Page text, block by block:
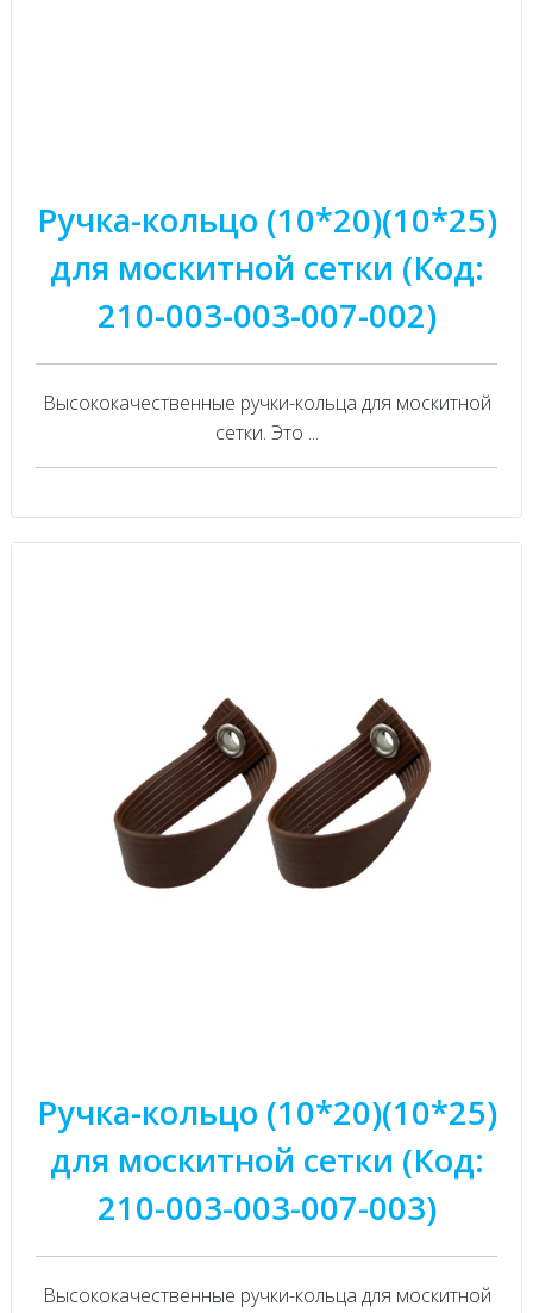
Ручка-кольцо (10*20)(10*25)
для москитной сетки (Код:
210-003-003-007-002)
Высококачественные ручки-кольца для москитной
сетки. Это ...
Ручка-кольцо (10*20)(10*25)
для москитной сетки (Код:
210-003-003-007-003)
Высококачественные ручки-кольца для москитной